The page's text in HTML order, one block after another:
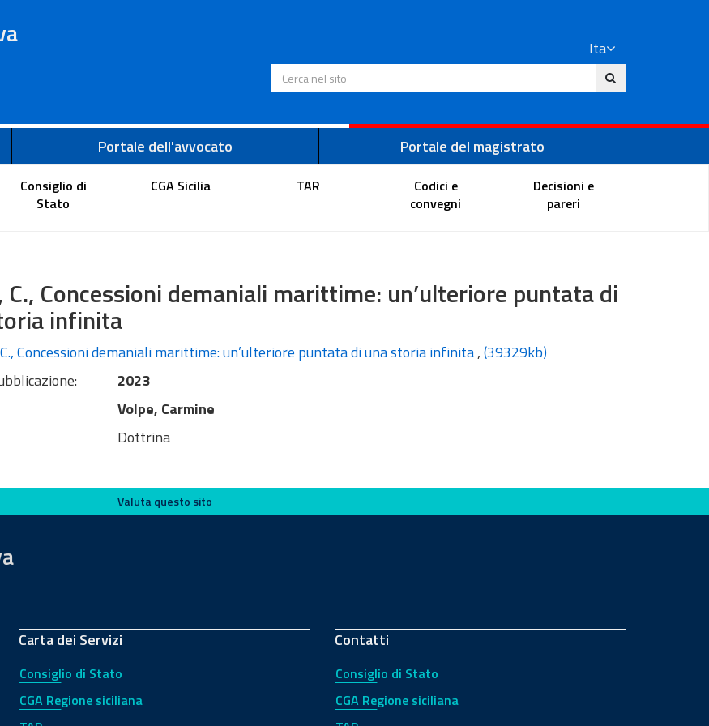
Ita
Cerca nel sito
Portale dell'avvocato Portale del magistrato
Consiglio di
Stato
CGA Sicilia TAR
Codici e
convegni
Decisioni e
pareri
C., Concessioni demaniali marittime: un’ulteriore puntata di
infinita
Concessioni demaniali marittime: un’ulteriore puntata di una storia infinita,(39329kb)
2023
Volpe, Carmine
Dottrina
Valuta questo sito
Carta dei Servizi
Consiglio di Stato
CGA Regione siciliana
Contatti
Consiglio di Stato
CGA Regione siciliana